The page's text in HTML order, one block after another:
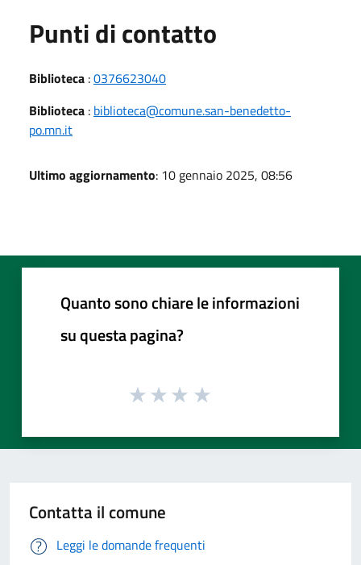
Punti di contatto
Biblioteca :0376623040
Biblioteca : biblioteca@comune.san-benedetto-
po.mn.it
Ultimo aggiornamento: 10 gennaio 2025, 08:56
Quanto sono chiare le informazioni
su questa pagina?
Contatta il comune
Leggi le domande frequenti